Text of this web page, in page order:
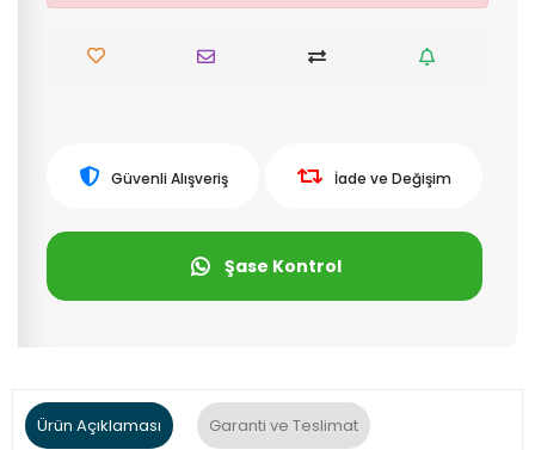
Güvenli Alışveriş İade ve Değişim
Şase Kontrol
Ürün Açıklaması Garanti ve Teslimat